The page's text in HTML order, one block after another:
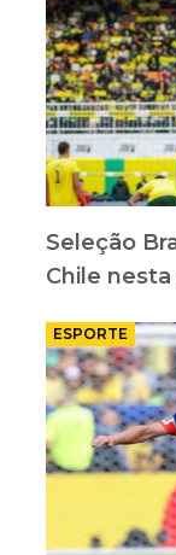
Seleção
Chile
ESPORTE